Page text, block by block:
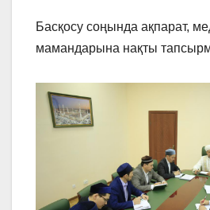
Басқосу соңында ақпарат,
мамандарына нақты